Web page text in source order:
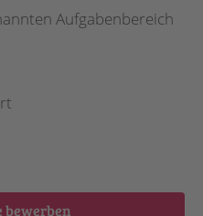
Aufgabenbereich
bewerben